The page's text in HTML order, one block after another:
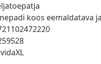
koos eemaldatava